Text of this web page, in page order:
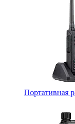
Портативная